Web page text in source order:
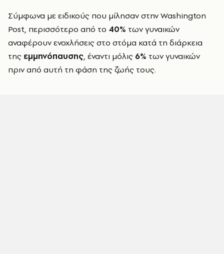
Σύμφωνα με ειδικούς που μίλησαν στην Washington
Post, περισσότερο από το 40% των γυναικών
αναφέρουν ενοχλήσεις στο στόμα κατά τη διάρκεια
της εμμηνόπαυσης, έναντι μόλις 6% των γυναικών
πριν από αυτή τη φάση της ζωής τους.